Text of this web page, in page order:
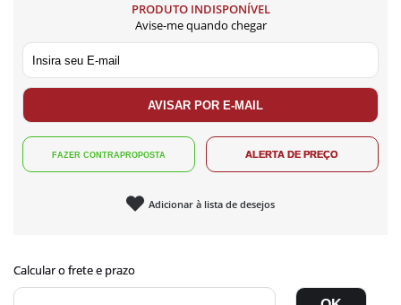
PRODUTO INDISPONÍVEL
Avise-me quando chegar
Adicionar à lista de desejos